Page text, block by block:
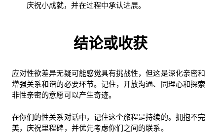
庆祝小成就，并在过程中承认进展。
结论或收获
应对性欲差异无疑可能感觉具有挑战性，但这是深化亲密和
增强关系和谐的必要环节。记住，开放沟通、同理心和探索
非性亲密的意愿可以产生奇迹。
在你们的性关系对话中，记住这个旅程是持续的。拥抱不完
美，庆祝里程碑，并优先考虑你们之间的联系。